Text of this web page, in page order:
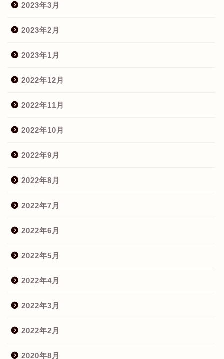
2023年3月
2023年2月
2023年1月
2022年12月
2022年11月
2022年10月
2022年9月
2022年8月
2022年7月
2022年6月
2022年5月
2022年4月
2022年3月
2022年2月
2020年8月